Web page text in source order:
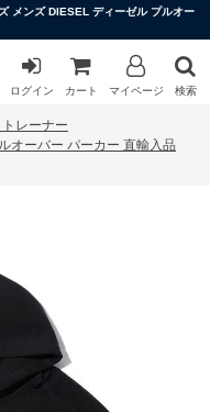
メンズ DIESEL ディーゼル プルオー
ログイン カート マイページ 検索
レーナー
オーバー パーカー 直輸入品